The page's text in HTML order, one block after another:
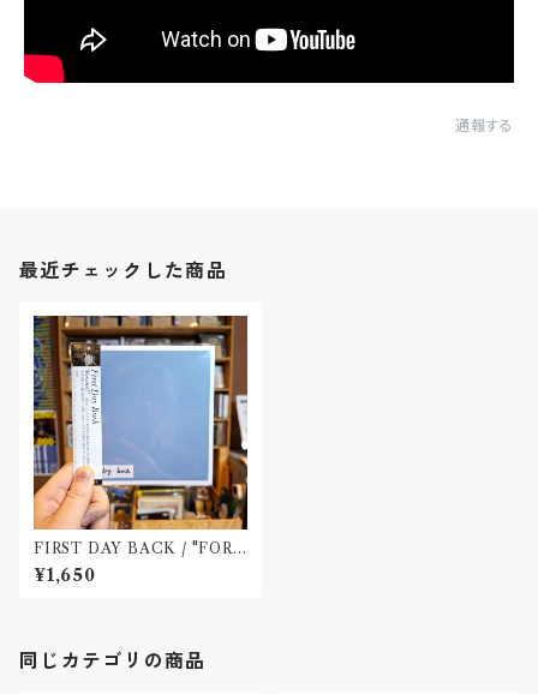
通報する
最近チェックした商品
FIRST DAY BACK / "FOR
WARD"(CD) : Released by
WATERSLIDE RECORDS
¥1,650
同じカテゴリの商品